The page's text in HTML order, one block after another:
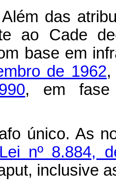
Além das
ao Cade
base em
de 1962
, em fase
As
Lei nº 8.884,
inclusive